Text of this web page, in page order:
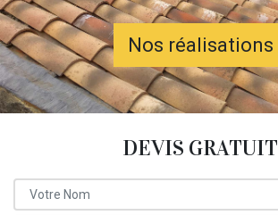
Nos réalisations
DEVIS GRATUIT